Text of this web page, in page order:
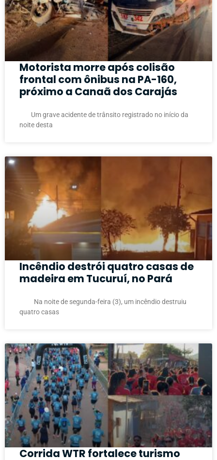
Motorista morre após colisão
frontal com ônibus na PA-160,
próximo a Canaã dos Carajás
Um grave acidente de trânsito registrado no início da
noite desta
Incêndio destrói quatro casas de
madeira em Tucuruí, no Pará
Na noite de segunda-feira (3), um incêndio destruiu
quatro casas
Corrida WTR fortalece turismo